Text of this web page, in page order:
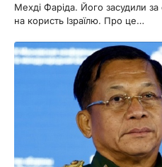
Мехді Фаріда. Його засудили
на користь Ізраїлю. Про це…